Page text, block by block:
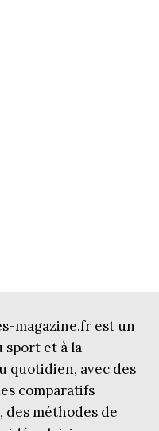
magazine.fr est un
sport et à la
quotidien, avec des
comparatifs
des méthodes de